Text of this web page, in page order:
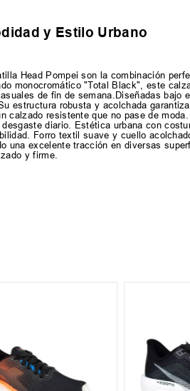
y Estilo Urbano
Head Pompei son la combinación
monocromático "Total Black", este
de fin de semana.Diseñadas bajo
estructura robusta y acolchada
calzado resistente que no pase de
diario. Estética urbana con
Forro textil suave y cuello
una excelente tracción en diversas
y firme.